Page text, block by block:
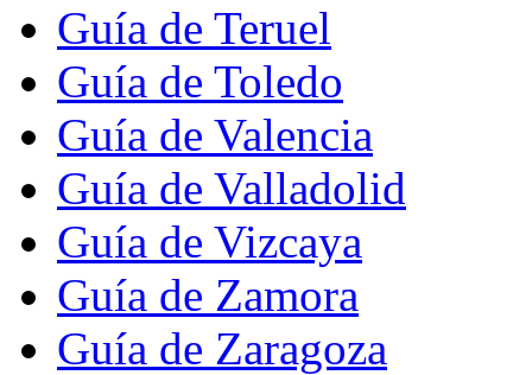
Guía de Teruel
Guía de Toledo
Guía de Valencia
Guía de Valladolid
Guía de Vizcaya
Guía de Zamora
Guía de Zaragoza